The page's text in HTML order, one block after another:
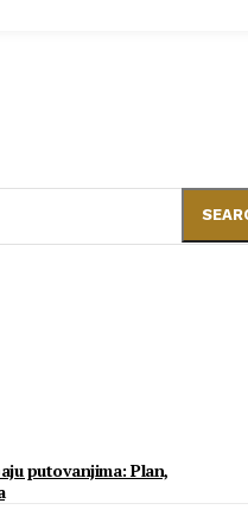
putovanjima: Plan,